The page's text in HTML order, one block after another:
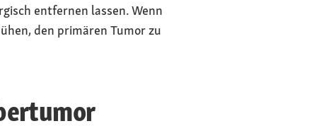
entfernen lassen. Wenn
den primären Tumor zu